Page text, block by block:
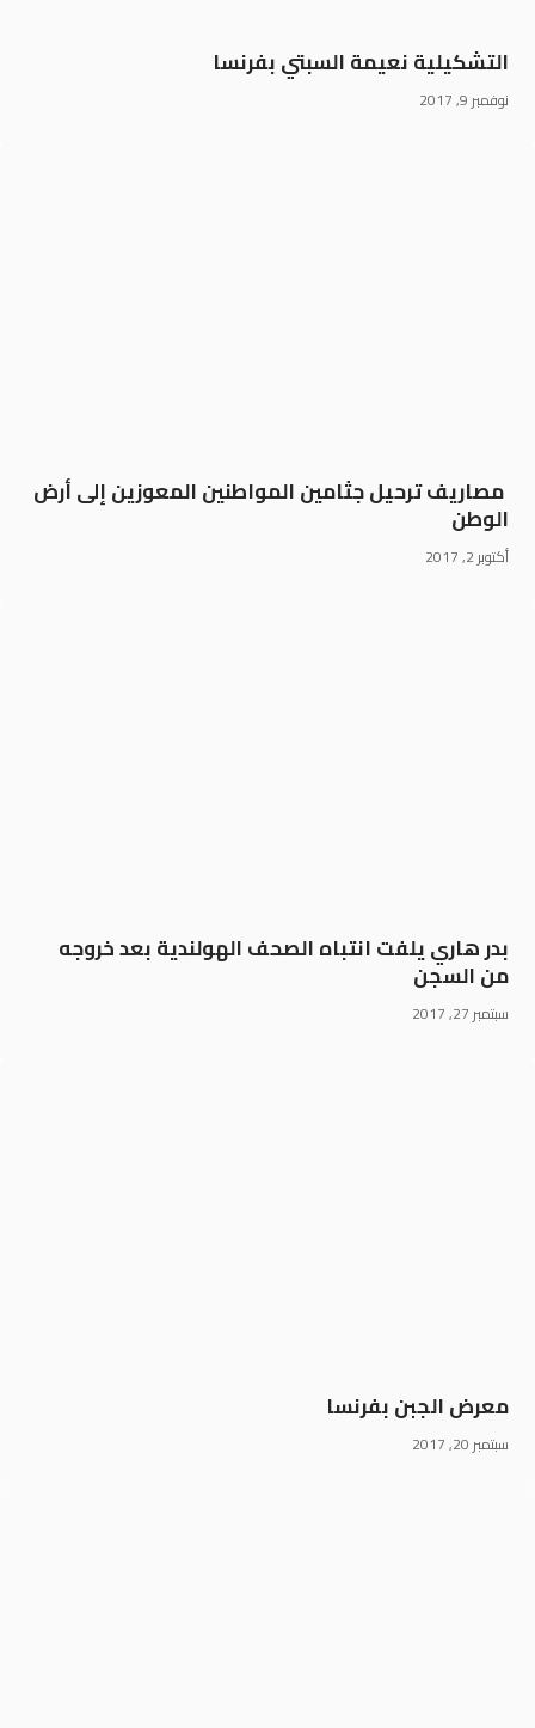
التشكيلية نعيمة السبتي بفرنسا
نوفمبر 9, 2017
مصاريف ترحيل جثامين المواطنين المعوزين إلى أرض
الوطن
أكتوبر 2, 2017
بدر هاري يلفت انتباه الصحف الهولندية بعد خروجه
من السجن
سبتمبر 27, 2017
معرض الجبن بفرنسا
سبتمبر 20, 2017